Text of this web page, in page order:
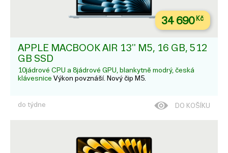
34 690Kč
APPLE MACBOOK AIR 13'' M5, 16 GB, 512
GB SSD
10jádrové CPU a 8jádrové GPU, blankytně modrý, česká
klávesnice Výkon povznáší. Nový čip M5.
do týdne DO KOŠÍKU